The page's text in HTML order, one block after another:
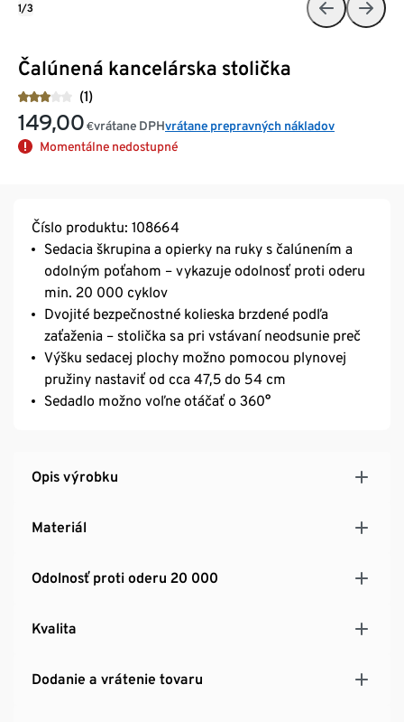
Čalúnená kancelárska stolička
(1)
149,00 €vrátane DPHvrátane prepravných nákladov
Momentálne nedostupné
1/3
Číslo produktu: 108664
Sedacia škrupina a opierky na ruky s čalúnením a
odolným poťahom – vykazuje odolnosť proti oderu
min. 20 000 cyklov
Dvojité bezpečnostné kolieska brzdené podľa
zaťaženia – stolička sa pri vstávaní neodsunie preč
Výšku sedacej plochy možno pomocou plynovej
pružiny nastaviť od cca 47,5 do 54 cm
Sedadlo možno voľne otáčať o 360°
Opis výrobku
Materiál
Odolnosť proti oderu 20 000
Kvalita
Dodanie a vrátenie tovaru